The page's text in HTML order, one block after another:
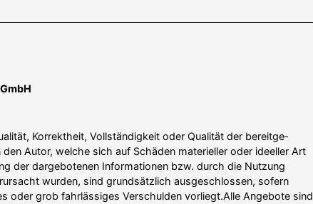
Korrektheit, Vollstän­digkeit oder Qualität der bereit­ge­
Autor, welche sich auf Schäden materieller oder ideeller Art
der darge­botenen Infor­ma­tionen bzw. durch die Nutzung
wurden, sind grund­sätzlich ausge­schlossen, sofern
oder grob fahrlässiges Verschulden vorliegt.Alle Angebote sind